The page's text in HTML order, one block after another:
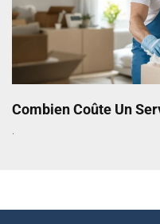
Combien Coûte Un